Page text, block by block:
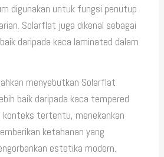
digunakan untuk fungsi penutup
Solarflat juga dikenal sebagai
daripada kaca laminated dalam
menyebutkan Solarflat
baik daripada kaca tempered
konteks tertentu, menekankan
ketahanan yang
estetika modern.